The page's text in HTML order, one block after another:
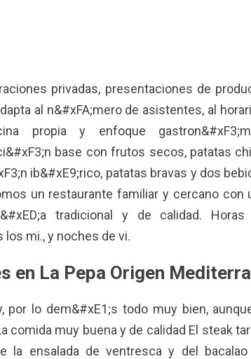
privadas, presentaciones de
al n&#xFA;mero de asistentes, al
propia y enfoque
base con frutos secos, patatas
ib&#xE9;rico, patatas bravas y dos
un restaurante familiar y cercano con
tradicional y de calidad. Horas
los mi., y noches de vi.
en La Pepa Origen
lo dem&#xE1;s todo muy bien,
comida muy buena y de calidad El steak
la ensalada de ventresca y del